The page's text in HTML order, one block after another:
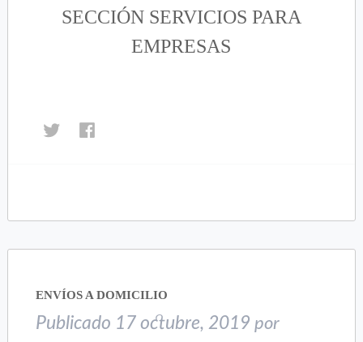
SECCIÓN SERVICIOS PARA
EMPRESAS
Haz
clic
Twitter
abre
una
ventana
nueva)
Facebook
abre
una
ventana
nueva)
ENVÍOS A DOMICILIO
Publicado 17 octubre, 2019 por